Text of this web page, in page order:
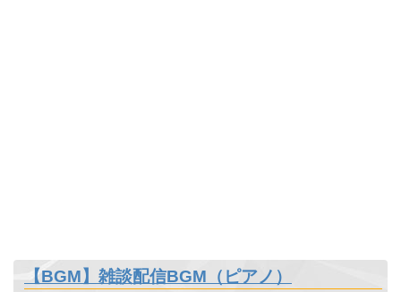
【BGM】雑談配信BGM（ピアノ）